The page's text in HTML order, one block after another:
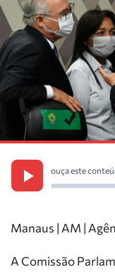
ouça este
Manaus | AM |
A Comissão